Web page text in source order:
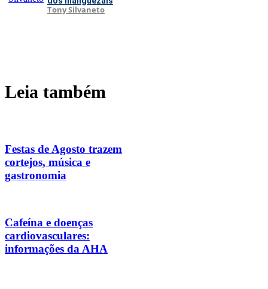
Tony Silvaneto
Leia também
Festas de Agosto trazem
cortejos, música e
gastronomia
Cafeína e doenças
cardiovasculares:
informações da AHA